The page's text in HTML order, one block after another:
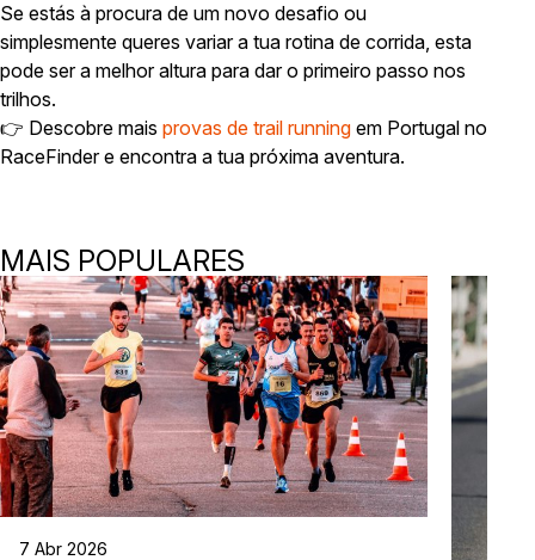
Se estás à procura de um novo desafio ou
simplesmente queres variar a tua rotina de corrida, esta
pode ser a melhor altura para dar o primeiro passo nos
trilhos.
👉 Descobre mais provas de trail running em Portugal no
RaceFinder e encontra a tua próxima aventura.
MAIS POPULARES
7 Abr 2026